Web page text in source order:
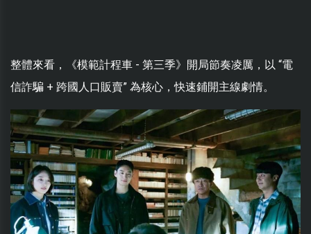
整體來看，《模範計程車 - 第三季》開局節奏凌厲，以 “電
信詐騙 + 跨國人口販賣” 為核心，快速鋪開主線劇情。